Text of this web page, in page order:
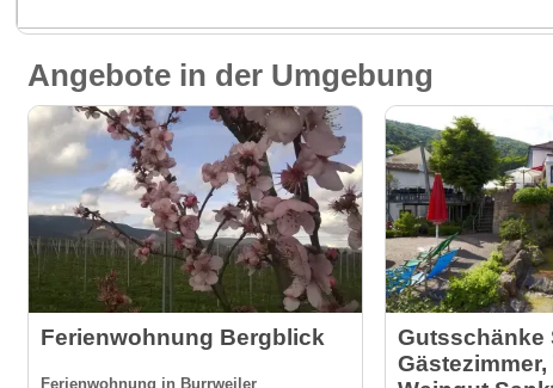
Angebote in der Umgebung
Ferienwohnung Bergblick
Ferienwohnung in Burrweiler
Gutsschänke